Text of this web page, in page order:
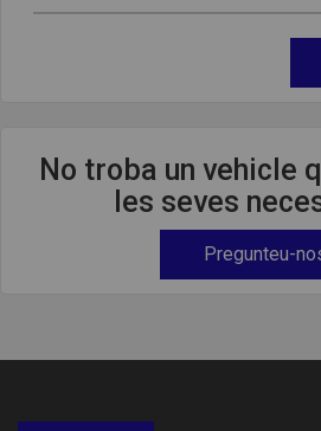
No troba un vehicle
les seves
Pregunteu-